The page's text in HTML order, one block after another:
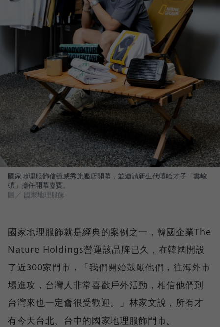
國家地理服飾信義威秀旗艦店開幕，並邀請新生代嘻哈才子「婁峻
碩」擔任開幕嘉賓。
圖／ 國家地理服飾
國家地理服飾就是經典的案例之一，韓國企業The
Nature Holdings營運該品牌已久，在韓國開設
了近300家門市，「我們開始鼓勵他們，往海外市
場進攻，台灣人非常喜歡戶外活動，相信他們到
台灣來也一定會很受歡迎。」林家文說，所有才
有今天台北、台中的國家地理服飾門市。